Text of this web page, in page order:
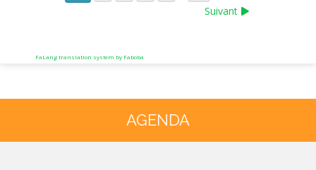
Suivant
FaLang translation system by Faboba
AGENDA
Année
Mois
Année
Mois